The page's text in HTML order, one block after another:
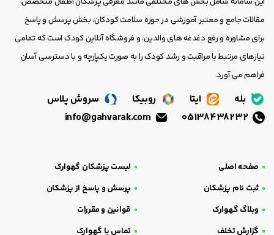
مقالات جامع و معتبر آموزشی در حوزه سلامت کودکان، بخش پرسش و پاسخ
برای مشاوره و رفع دغدغه های والدین، و فروشگاه آنلاین کودک است که تمامی
نیازهای مرتبط با مراقبت و رشد کودک را به صورت یکپارچه و با دسترسی آسان
فراهم می آورد.
بله ایتا روبیکا
سروش پلاس
صفحه اصلی
لیست پزشکان گهوارک
ثبت نام پزشکان
پرسش و پاسخ از پزشکان
وبلاگ گهوارک
قوانین و مقررات
گزارش تخلف
تماس با گهوارک